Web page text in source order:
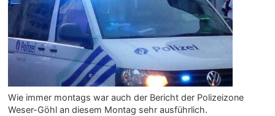
Wie immer montags war auch der Bericht der Polizeizone
Weser-Göhl an diesem Montag sehr ausführlich.